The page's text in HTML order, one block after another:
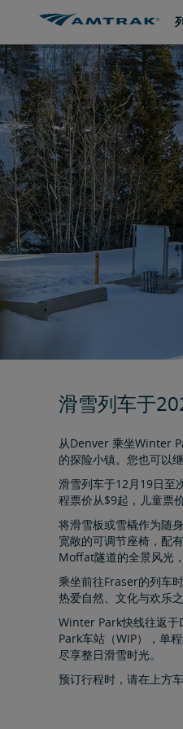
内
容
导
航
滑雪列车于
从Denver 乘坐Winter
的探险小镇。您也可以
滑雪列车于12月19日至
程票价从$9起，儿童票
将滑雪板或雪橇作为随
宽敞的可调节座椅，配
Moffat隧道的全景风光
乘坐前往Fraser的列车
热爱自然、文化与欢乐
Winter Park快线往返
Park车站（WIP），单
尽享整日滑雪时光。
预订行程时，请在上方